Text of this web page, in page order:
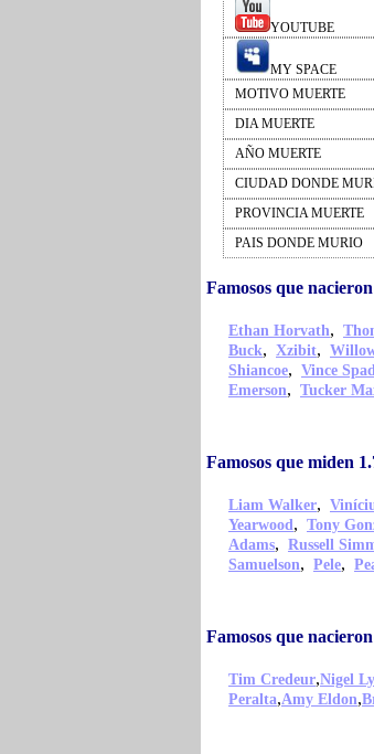
YOUTUBE
MY SPACE
MOTIVO MUERTE
DIA MUERTE
AÑO MUERTE
CIUDAD DONDE
PROVINCIA MUERTE
PAIS DONDE MURIO
Famosos que
Ethan Horvath,
Buck, Xzibit,
Shiancoe, Vince
Emerson, Tucker
Famosos que miden
Liam Walker,
Yearwood, Tony
Adams, Russell
Samuelson, Pele,
Famosos que
Tim Credeur,Nigel
Peralta,Amy Eldon,